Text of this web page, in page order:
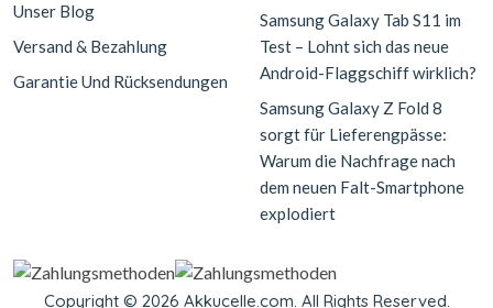
Unser Blog
Versand & Bezahlung
Garantie Und Rücksendungen
Samsung Galaxy Tab S11 im
Test – Lohnt sich das neue
Android-Flaggschiff wirklich?
Samsung Galaxy Z Fold 8
sorgt für Lieferengpässe:
Warum die Nachfrage nach
dem neuen Falt-Smartphone
explodiert
Copyright © 2026 Akkucelle.com. All Rights Reserved.